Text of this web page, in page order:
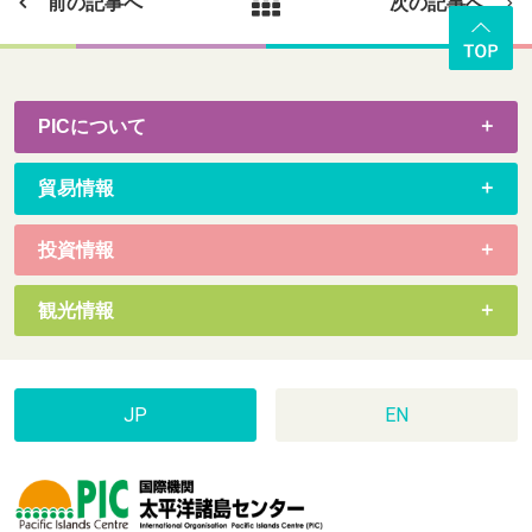
PICについて
貿易情報
投資情報
観光情報
JP EN